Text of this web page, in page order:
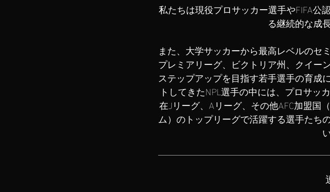
私たちは現役プロサッカー選手やFIFA公
る継続的な成
また、大学サッカーから最高レベルの
プレミアリーグ、ビクトリア州、クイー
ステップアップを目指す若手選手の育成
トしてきたNPL選手の中には、プロサ
在Jリーグ、Aリーグ、その他AFC加盟
ム）のトップリーグで活躍する選手たち